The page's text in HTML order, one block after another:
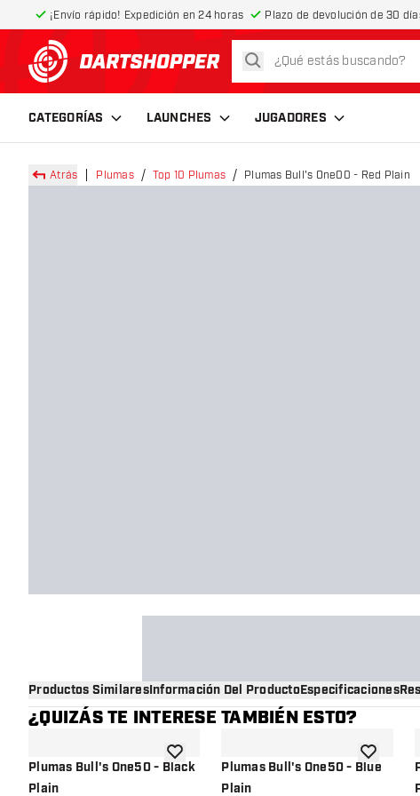
¡Envío rápido! Expedición en 24 horas Plazo de devolución de 30
volver a la página de inicio
buscar
CATEGORÍAS LAUNCHES JUGADORES
Atrás Plumas Top 10 Plumas Plumas Bull's One00 - Red Plain
Productos SimilaresInformación Del ProductoEspecificaciones
¿QUIZÁS TE INTERESE TAMBIÉN ESTO?
Plumas Bull's One50 - Black
Plain
añadir a la lista de deseos
Plumas Bull's One50 - Blue
Plain
añadir a